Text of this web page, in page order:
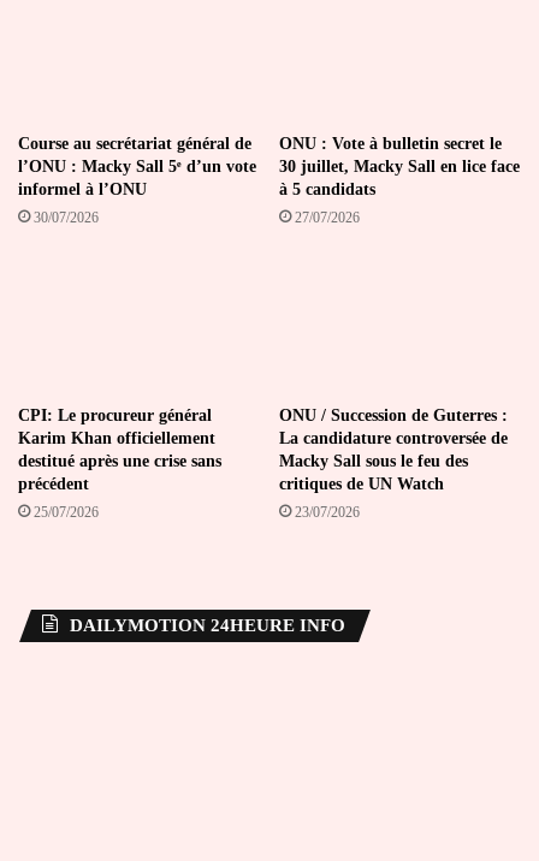
Course au secrétariat général de
l’ONU : Macky Sall 5ᵉ d’un vote
informel à l’ONU
30/07/2026
ONU : Vote à bulletin secret le
30 juillet, Macky Sall en lice face
à 5 candidats
27/07/2026
CPI: Le procureur général
Karim Khan officiellement
destitué après une crise sans
précédent
25/07/2026
ONU / Succession de Guterres :
La candidature controversée de
Macky Sall sous le feu des
critiques de UN Watch
23/07/2026
DAILYMOTION 24HEURE INFO